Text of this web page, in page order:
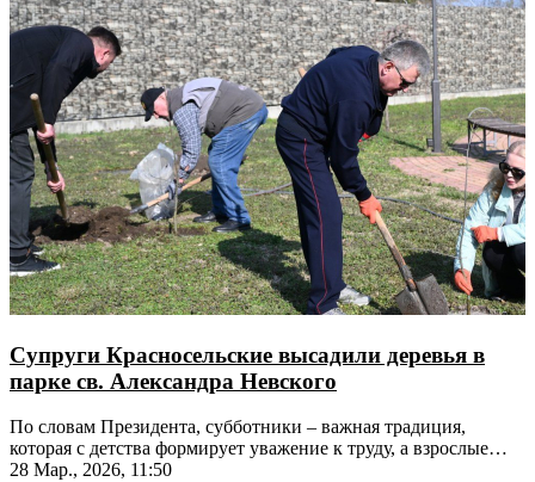
Супруги Красносельские высадили деревья в
парке св. Александра Невского
По словам Президента, субботники – важная традиция,
которая с детства формирует уважение к труду, а взрослые
должны подавать пример
28 Мар., 2026, 11:50